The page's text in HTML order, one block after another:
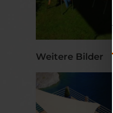
Weitere Bilder